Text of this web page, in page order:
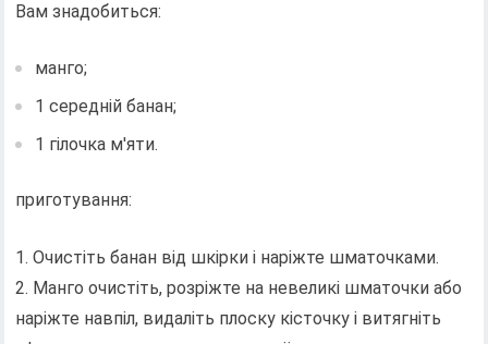
Вам знадобиться:
манго;
1 середній банан;
1 гілочка м'яти.
приготування:
1. Очистіть банан від шкірки і наріжте шматочками.
2. Манго очистіть, розріжте на невеликі шматочки або
наріжте навпіл, видаліть плоску кісточку і витягніть